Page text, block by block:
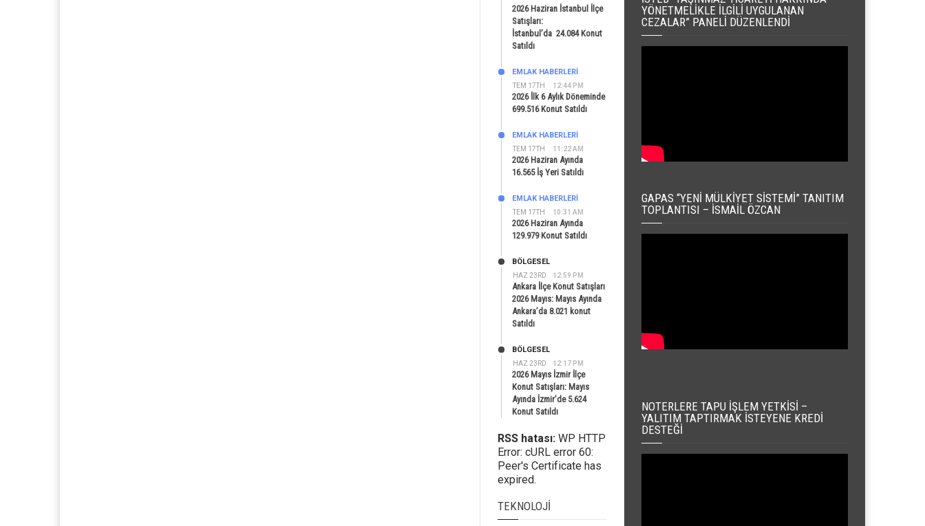
2026 Haziran İstanbul İlçe
Satışları:
İstanbul’da 24.084 Konut
Satıldı
TEM 17TH 12:44 PM
EMLAK HABERLERI
2026 İlk 6 Aylık Döneminde
699.516 Konut Satıldı
TEM 17TH 11:22 AM
EMLAK HABERLERI
2026 Haziran Ayında
16.565 İş Yeri Satıldı
TEM 17TH 10:31 AM
EMLAK HABERLERI
2026 Haziran Ayında
129.979 Konut Satıldı
HAZ 23RD 12:59 PM
BÖLGESEL
Ankara İlçe Konut Satışları
2026 Mayıs: Mayıs Ayında
Ankara’da 8.021 konut
Satıldı
HAZ 23RD 12:17 PM
BÖLGESEL
2026 Mayıs İzmir İlçe
Konut Satışları: Mayıs
Ayında İzmir’de 5.624
Konut Satıldı
RSS hatası: WP HTTP
Error: cURL error 60:
Peer's Certificate has
expired.
TEKNOLOJI
YÖNETMELIKLE İLGILI UYGULANAN
CEZALAR” PANELI DÜZENLENDI
GAPAS “YENI MÜLKIYET SISTEMI” TANITIM
TOPLANTISI – İSMAIL ÖZCAN
NOTERLERE TAPU İŞLEM YETKISI –
YALITIM TAPTIRMAK İSTEYENE KREDI
DESTEĞI